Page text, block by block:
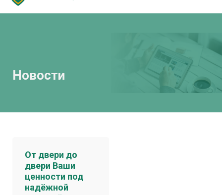
Новости
От двери до
двери Ваши
ценности под
надёжной